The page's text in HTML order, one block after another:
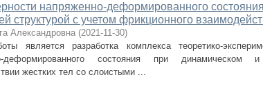
напряженно-деформированного
структурой с учетом фрикционного
Александровна (2021-11-30)
является разработка комплекса теоретико-
деформированного состояния при динамическом и
жестких тел со слоистыми ...